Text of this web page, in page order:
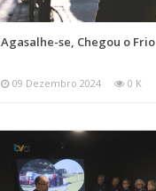
Agasalhe-se, Chegou o Frio
09 Dezembro 2024 0 K